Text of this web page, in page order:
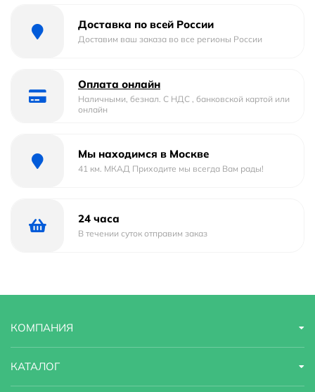
В комплекте поставки:
Комплект креплений.
Доставка по всей России
Доставим ваш заказа во все регионы России
Оплата онлайн
Наличными, безнал. С НДС , банковской картой или
онлайн
Мы находимся в Москве
41 км. МКАД Приходите мы всегда Вам рады!
24 часа
В течении суток отправим заказ
КОМПАНИЯ
КАТАЛОГ